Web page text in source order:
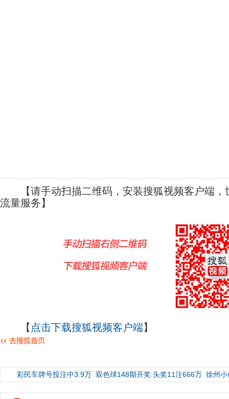
【请手动扫描二维码，安装搜狐视频客户端，
流量服务】
【 点击下载搜狐视频客户端】
彩民车牌号投注中3.9万 双色球148期开奖:头奖11注666万 徐州